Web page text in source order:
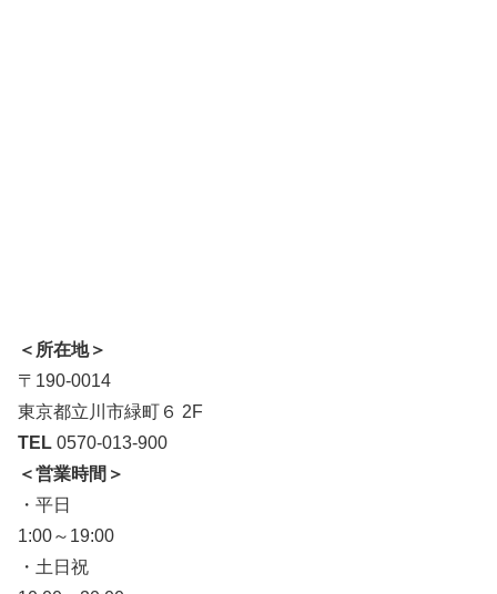
＜所在地＞
〒190-0014
東京都立川市緑町６ 2F
TEL 0570-013-900
＜営業時間＞
・平日
1:00～19:00
・土日祝